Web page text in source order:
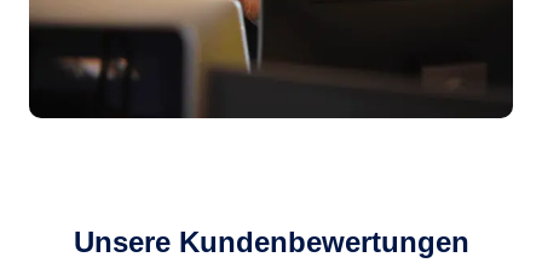
Unsere Kundenbewertungen